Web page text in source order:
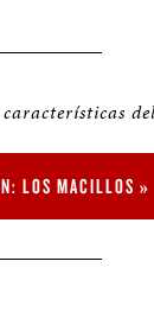
LOS MACILLOS »